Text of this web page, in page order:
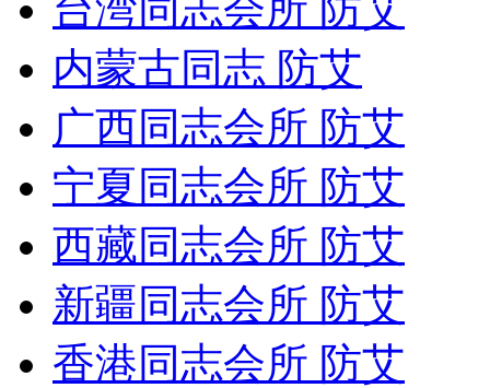
内蒙古同志 防艾
广西同志会所 防艾
宁夏同志会所 防艾
西藏同志会所 防艾
新疆同志会所 防艾
香港同志会所 防艾